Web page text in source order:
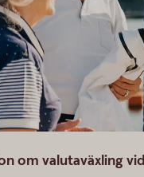
om valutaväxling